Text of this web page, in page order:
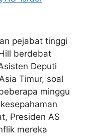
pejabat tinggi
berdebat
Deputi
Timur, soal
minggu
Presiden AS
mereka